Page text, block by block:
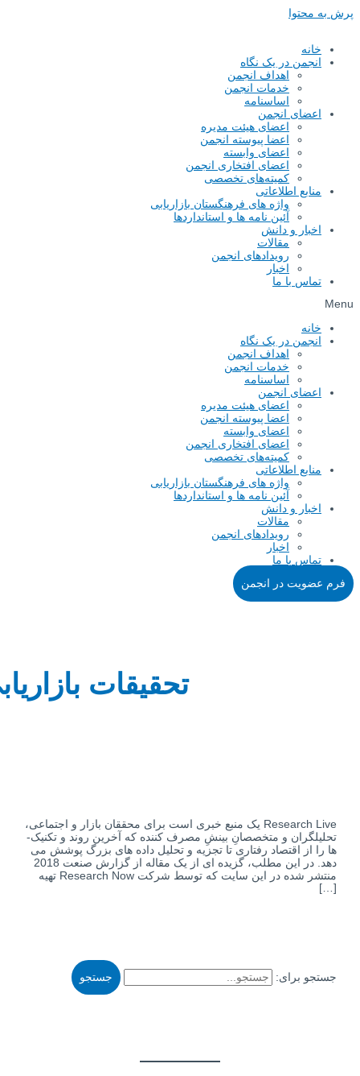
در یک نگاه
اهداف انجمن
خدمات انجمن
اساسنامه
انجمن
اعضای هیئت مدیره
اعضا پیوسته انجمن
اعضای وابسته
اعضای افتخاری انجمن
کمیته‌های تخصصی
اطلاعاتی
واژه های فرهنگستان بازاریابی
آئین نامه ها و استانداردها
و دانش
رویدادهای انجمن
با ما
در یک نگاه
اهداف انجمن
خدمات انجمن
اساسنامه
انجمن
اعضای هیئت مدیره
اعضا پیوسته انجمن
اعضای وابسته
اعضای افتخاری انجمن
کمیته‌های تخصصی
اطلاعاتی
واژه های فرهنگستان بازاریابی
آئین نامه ها و استانداردها
و دانش
رویدادهای انجمن
با ما
در انجمن
تحقیقات بازاریابی
Research Live یک منبع خبری است برای محققان بازار و اجتماعی،
تحلیلگران و متخصصانِ بینشِ مصرف ­کننده که آخرین روند و تکنیک­
اقتصاد رفتاری تا تجزیه و تحلیل داده ­های بزرگ پوشش می
دهد. در این مطلب، گزیده­ ای از یک مقاله از گزارش صنعت 2018
منتشر شده در این سایت که توسط شرکت Research Now تهیه
برای: